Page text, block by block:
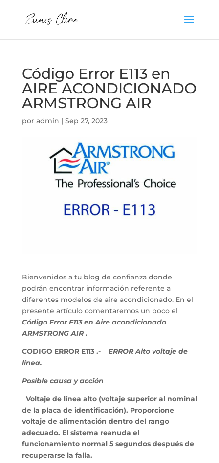
Código Error E113 en
AIRE ACONDICIONADO
ARMSTRONG AIR
por admin | Sep 27, 2023
Bienvenidos a tu blog de confianza donde
podrán encontrar información referente a
diferentes modelos de aire acondicionado. En el
presente artículo comentaremos un poco el
Código Error E113 en Aire acondicionado
ARMSTRONG AIR .
CODIGO ERROR E113 .-
ERROR Alto voltaje de
línea.
Posible causa y acción
Voltaje de línea alto (voltaje superior al nominal
de la placa de identificación). Proporcione
voltaje de alimentación dentro del rango
adecuado. El sistema reanuda el
funcionamiento normal 5 segundos después de
recuperarse la falla.